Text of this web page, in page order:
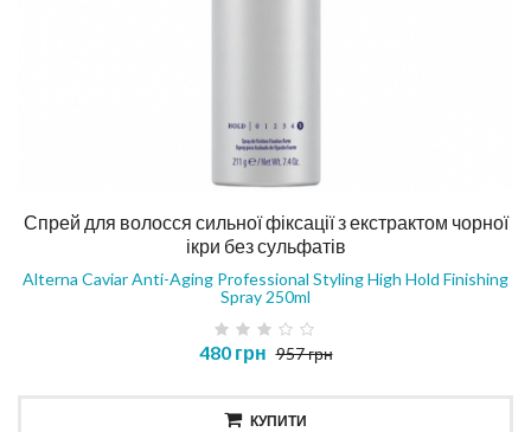
Спрей для волосся сильної фіксації з екстрактом чорної
ікри без сульфатів
Alterna Caviar Anti-Aging Professional Styling High Hold Finishing
Spray 250ml
480 грн 957 грн
КУПИТИ